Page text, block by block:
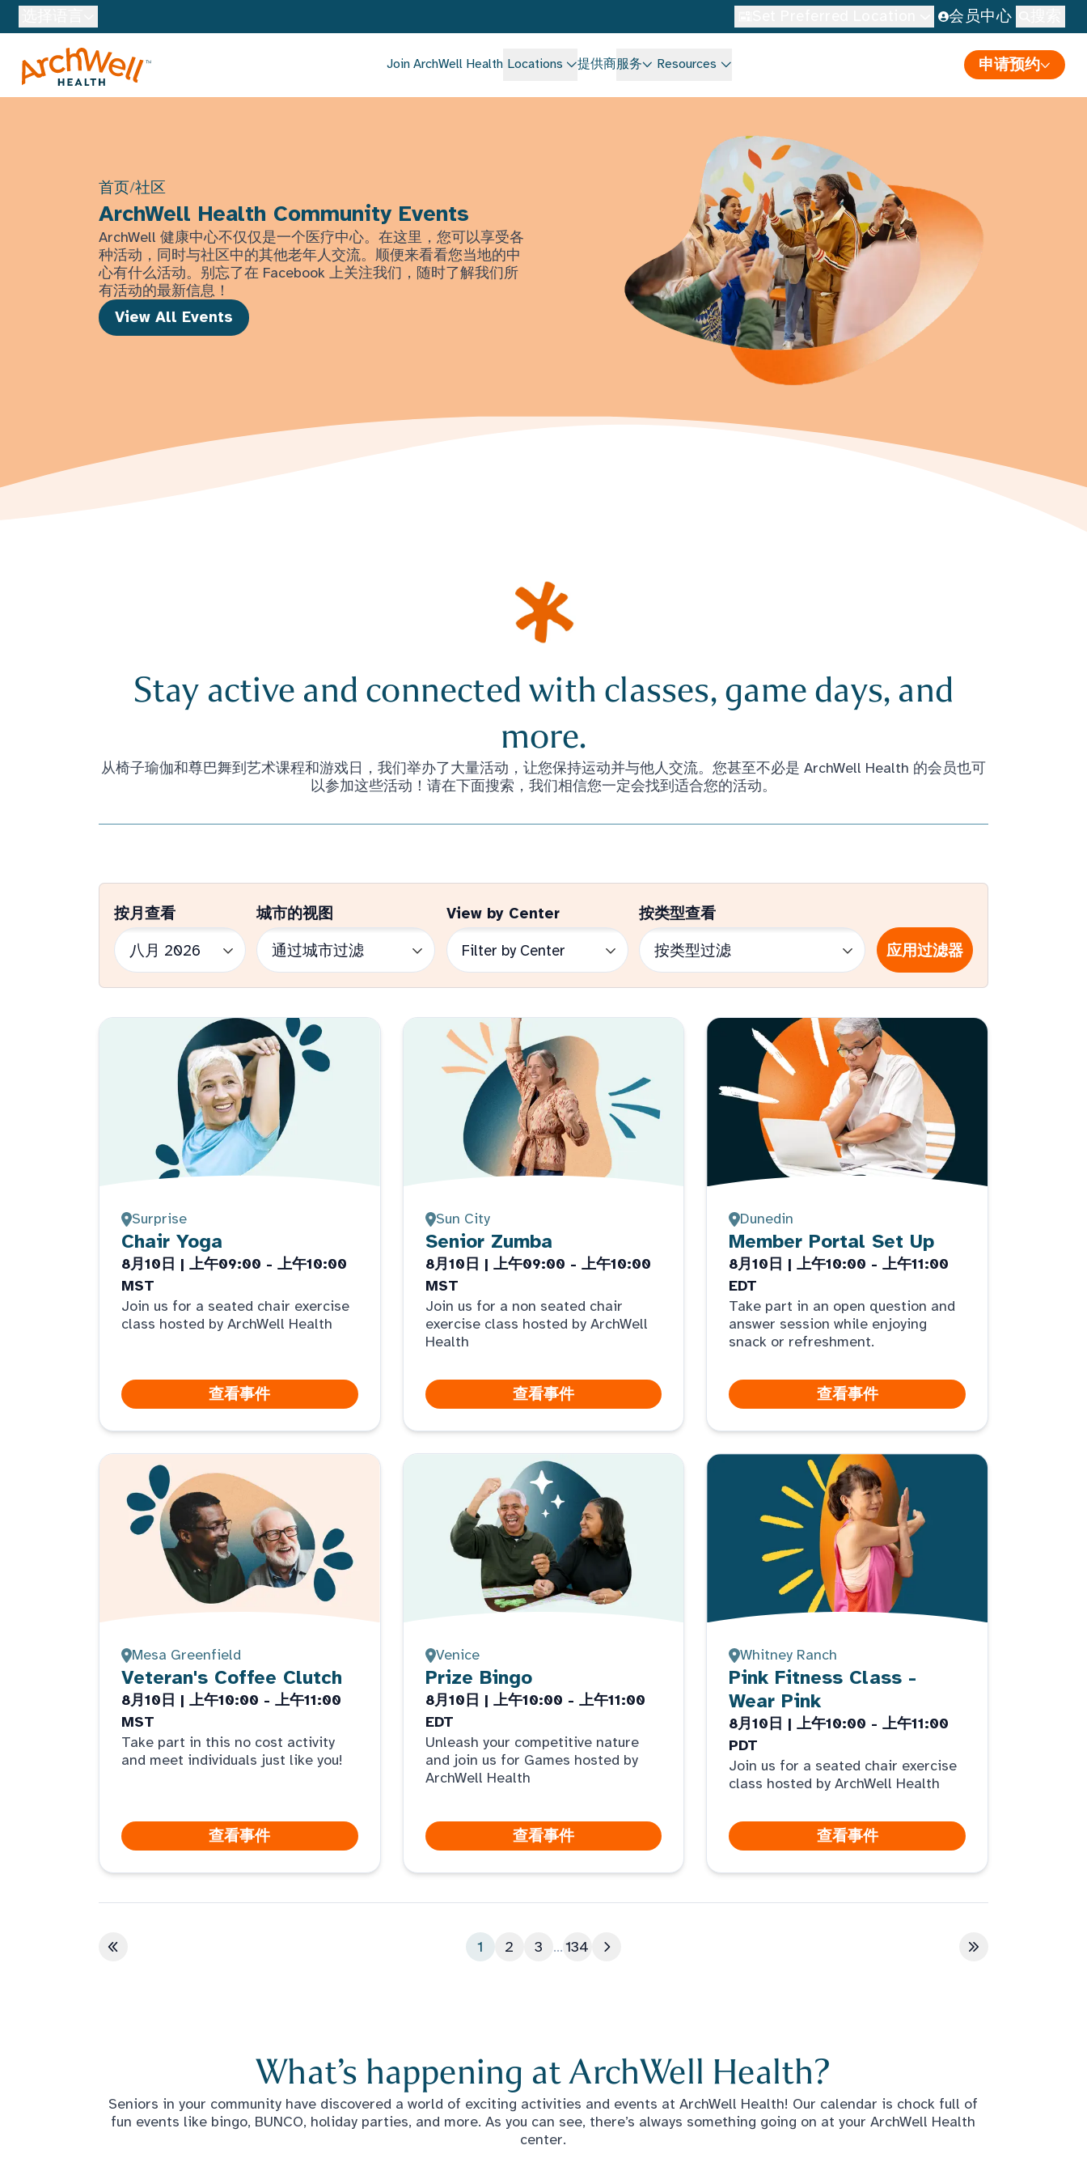
Skip to Main Content 会员中心
Join ArchWell Health Locations 提供商服务 Resources 申请预约
首页/社区
ArchWell Health Community Events
ArchWell 健康中心不仅仅是一个医疗中心。在这里，您可以享受各
种活动，同时与社区中的其他老年人交流。顺便来看看您当地的中
心有什么活动。别忘了在 Facebook 上关注我们，随时了解我们所
有活动的最新信息！
View All Events
Stay active and connected with classes, game days, and
more.
从椅子瑜伽和尊巴舞到艺术课程和游戏日，我们举办了大量活动，让您保持运动并与他人交流。您甚至不必是 ArchWell Health 的会员也可
以参加这些活动！请在下面搜索，我们相信您一定会找到适合您的活动。
按月查看 城市的视图 View by Center
按类型查看
应用过滤器
Surprise
Chair Yoga
8月10日 | 上午09:00 - 上午10:00
MST
Join us for a seated chair exercise
class hosted by ArchWell Health
查看事件
Sun City
Senior Zumba
8月10日 | 上午09:00 - 上午10:00
MST
Join us for a non seated chair
exercise class hosted by ArchWell
Health
查看事件
Dunedin
Member Portal Set Up
8月10日 | 上午10:00 - 上午11:00
EDT
Take part in an open question and
answer session while enjoying
snack or refreshment.
查看事件
Mesa Greenfield
Veteran's Coffee Clutch
8月10日 | 上午10:00 - 上午11:00
MST
Take part in this no cost activity
and meet individuals just like you!
查看事件
Venice
Prize Bingo
8月10日 | 上午10:00 - 上午11:00
EDT
Unleash your competitive nature
and join us for Games hosted by
ArchWell Health
查看事件
Whitney Ranch
Pink Fitness Class -
Wear Pink
8月10日 | 上午10:00 - 上午11:00
PDT
Join us for a seated chair exercise
class hosted by ArchWell Health
查看事件
第一页 1 2 3 ... 134 下一页 最后一页
What’s happening at ArchWell Health?
Seniors in your community have discovered a world of exciting activities and events at ArchWell Health! Our calendar is chock full of
fun events like bingo, BUNCO, holiday parties, and more. As you can see, there’s always something going on at your ArchWell Health
center.